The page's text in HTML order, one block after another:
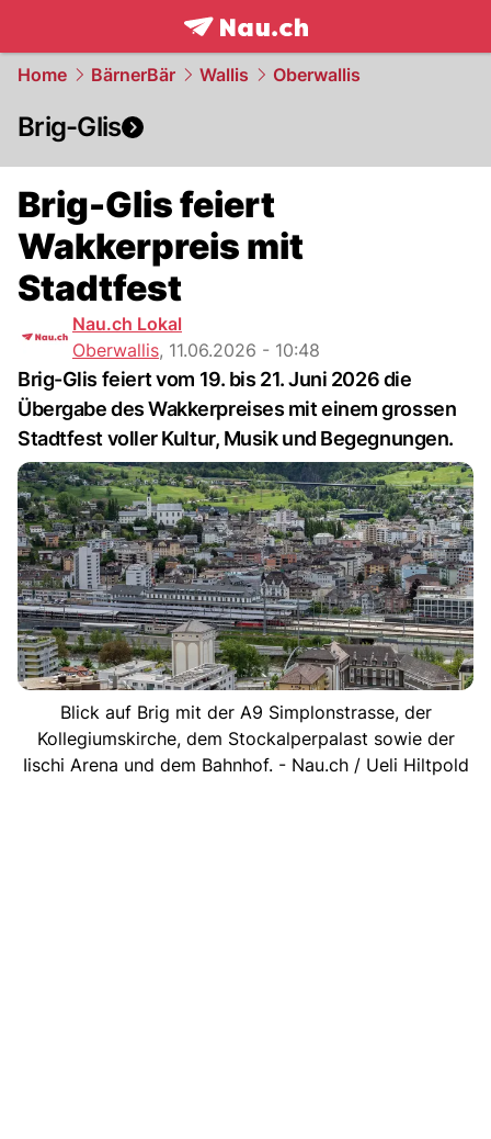
frontpage.NAU.ch
Home BärnerBär Wallis Oberwallis
Brig-Glis
Brig-Glis feiert
Wakkerpreis mit
Stadtfest
Nau.ch Lokal
Oberwallis, 11.06.2026 - 10:48
Brig-Glis feiert vom 19. bis 21. Juni 2026 die
Übergabe des Wakkerpreises mit einem grossen
Stadtfest voller Kultur, Musik und Begegnungen.
Blick auf Brig mit der A9 Simplonstrasse, der
Kollegiumskirche, dem Stockalperpalast sowie der
Iischi Arena und dem Bahnhof. - Nau.ch / Ueli Hiltpold